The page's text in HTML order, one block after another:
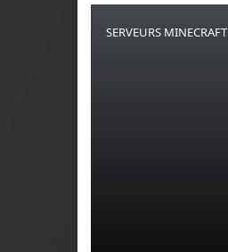
SERVEURS MINECRAFT